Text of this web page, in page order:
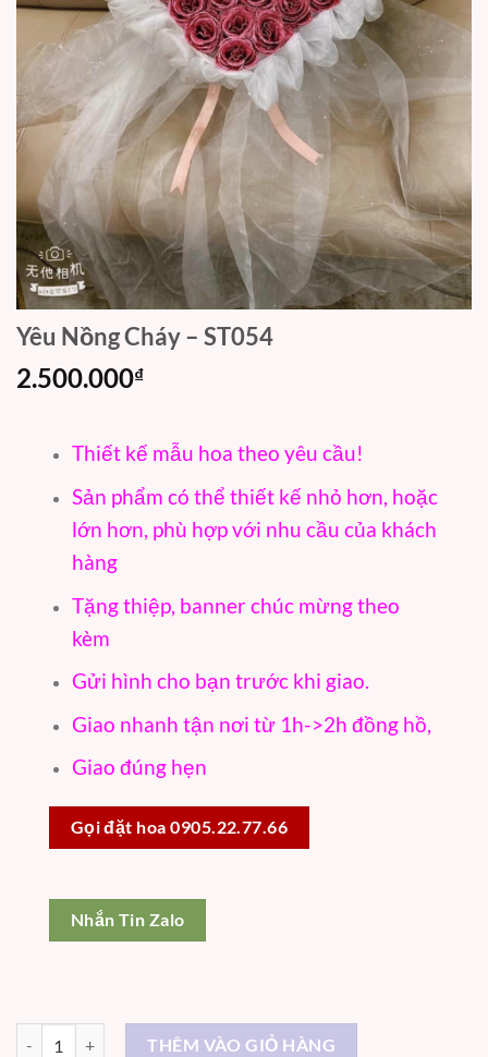
Yêu Nồng Cháy – ST054
2.500.000₫
Thiết kế mẫu hoa theo yêu cầu!
Sản phẩm có thể thiết kế nhỏ hơn, hoặc
lớn hơn, phù hợp với nhu cầu của khách
hàng
Tặng thiệp, banner chúc mừng theo
kèm
Gửi hình cho bạn trước khi giao.
Giao nhanh tận nơi từ 1h->2h đồng hồ,
Giao đúng hẹn
Gọi đặt hoa 0905.22.77.66
Nhắn Tin Zalo
Yêu Nồng Cháy – ST054 số lượngTHÊM VÀO GIỎ HÀNG